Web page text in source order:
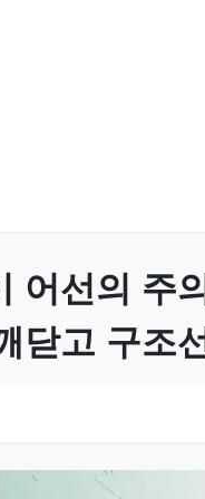
어선의 주
닫고 구조